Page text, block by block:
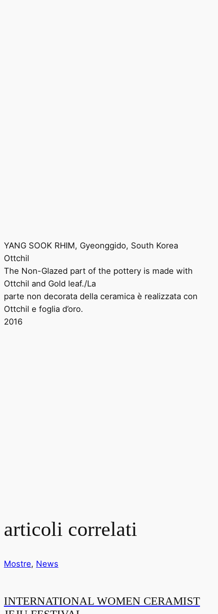
YANG SOOK RHIM, Gyeonggido, South Korea
Ottchil
The Non-Glazed part of the pottery is made with
Ottchil and Gold leaf./La
parte non decorata della ceramica è realizzata con
Ottchil e foglia d’oro.
2016
articoli correlati
Mostre, News
INTERNATIONAL WOMEN CERAMIST